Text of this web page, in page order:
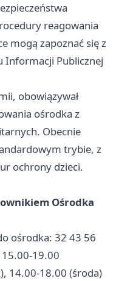
reagowania
mogą zapoznać się z
Informacji Publicznej
obowiązywał
ośrodka z
Obecnie
trybie, z
ochrony dzieci.
Ośrodka
ośrodka: 32 43 56
19.00
14.00-18.00 (środa)